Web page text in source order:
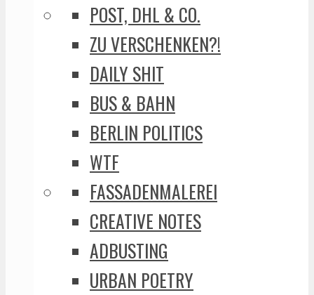
POST, DHL & CO.
ZU VERSCHENKEN?!
DAILY SHIT
BUS & BAHN
BERLIN POLITICS
WTF
FASSADENMALEREI
CREATIVE NOTES
ADBUSTING
URBAN POETRY